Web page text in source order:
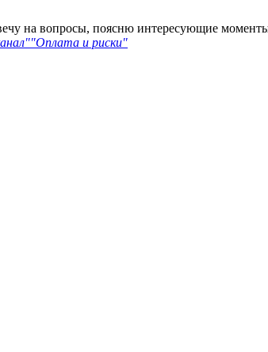
на вопросы, поясню интересующие
"Оплата и риски"